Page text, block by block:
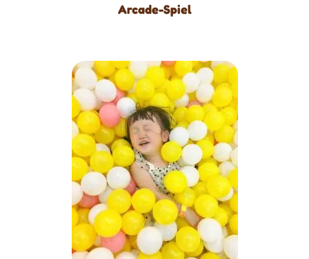
Arcade-Spiel